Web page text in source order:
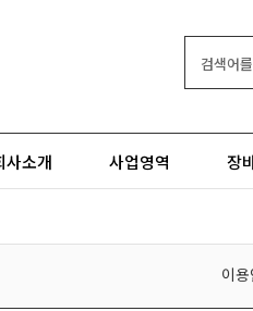
사소개 사업영역 장
이